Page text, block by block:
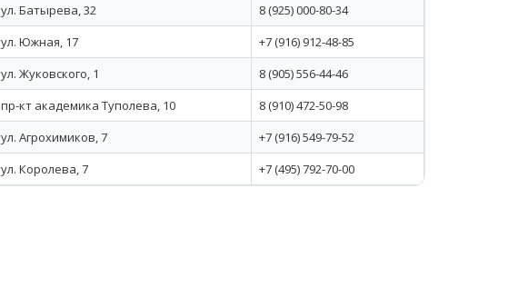
ул. Батырева, 32
8 (925) 000-80-34
ул. Южная, 17
+7 (916) 912-48-85
ул. Жуковского, 1
8 (905) 556-44-46
пр-кт академика Туполева, 10
8 (910) 472-50-98
ул. Агрохимиков, 7
+7 (916) 549-79-52
ул. Королева, 7 +7 (495) 792-70-00